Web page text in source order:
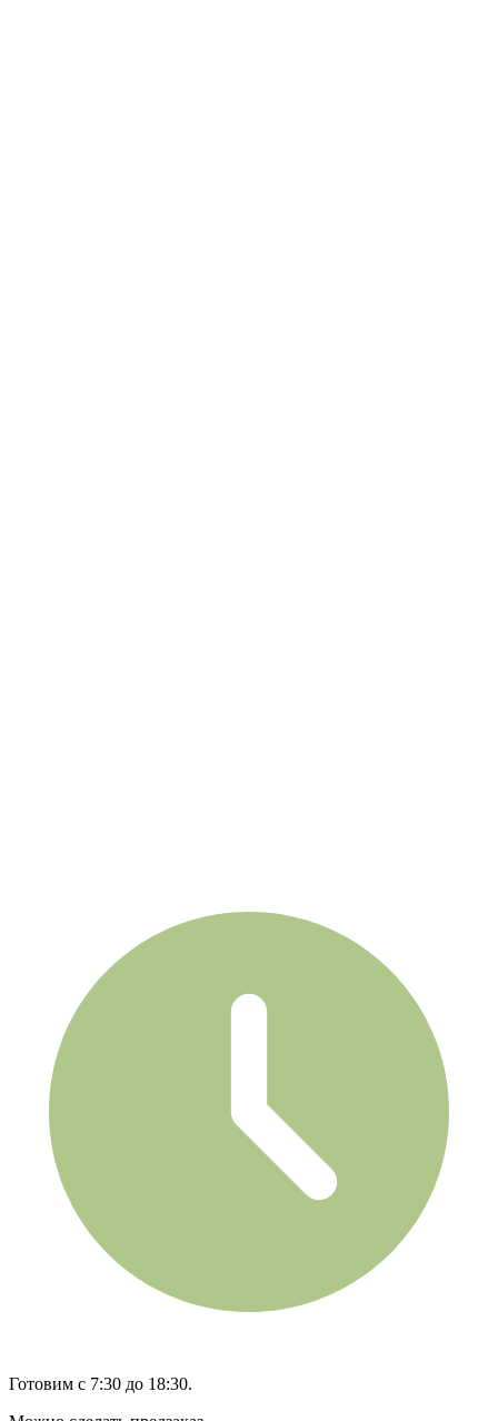
Готовим с 7:30 до 18:30.